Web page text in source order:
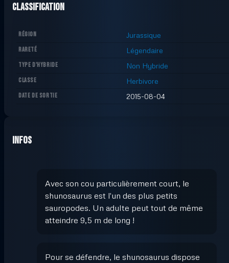
Classification
RÉGION Jurassique
RARETÉ Légendaire
TYPE D'HYBRIDE Non Hybride
CLASSE Herbivore
DATE DE SORTIE 2015-08-04
Infos
Avec son cou particulièrement court, le
shunosaurus est l'un des plus petits
sauropodes. Un adulte peut tout de même
atteindre 9,5 m de long !
Pour se défendre, le shunosaurus dispose